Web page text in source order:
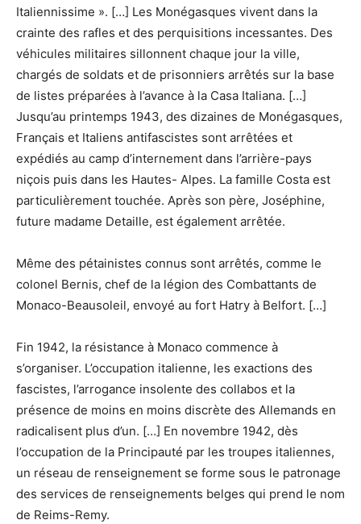
Italiennissime ». […] Les Monégasques vivent dans la
crainte des rafles et des perquisitions incessantes. Des
véhicules militaires sillonnent chaque jour la ville,
chargés de soldats et de prisonniers arrêtés sur la base
de listes préparées à l’avance à la Casa Italiana. […]
Jusqu’au printemps 1943, des dizaines de Monégasques,
Français et Italiens antifascistes sont arrêtées et
expédiés au camp d’internement dans l’arrière-pays
niçois puis dans les Hautes- Alpes. La famille Costa est
particulièrement touchée. Après son père, Joséphine,
future madame Detaille, est également arrêtée.
Même des pétainistes connus sont arrêtés, comme le
colonel Bernis, chef de la légion des Combattants de
Monaco-Beausoleil, envoyé au fort Hatry à Belfort. […]
Fin 1942, la résistance à Monaco commence à
s’organiser. L’occupation italienne, les exactions des
fascistes, l’arrogance insolente des collabos et la
présence de moins en moins discrète des Allemands en
radicalisent plus d’un. […] En novembre 1942, dès
l’occupation de la Principauté par les troupes italiennes,
un réseau de renseignement se forme sous le patronage
des services de renseignements belges qui prend le nom
de Reims-Remy.